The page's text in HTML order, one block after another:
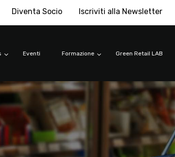
Diventa Socio Iscriviti alla Newsletter
Eventi Formazione Green Retail LAB